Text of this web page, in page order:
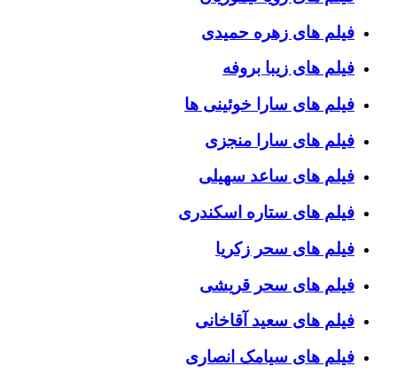
فیلم های زهره حمیدی
فیلم های زیبا بروفه
فیلم های سارا خوئینی ها
فیلم های سارا منجزی
فیلم های ساعد سهیلی
فیلم های ستاره اسکندری
فیلم های سحر زکریا
فیلم های سحر قریشی
فیلم های سعید آقاخانی
فیلم های سیامک انصاری